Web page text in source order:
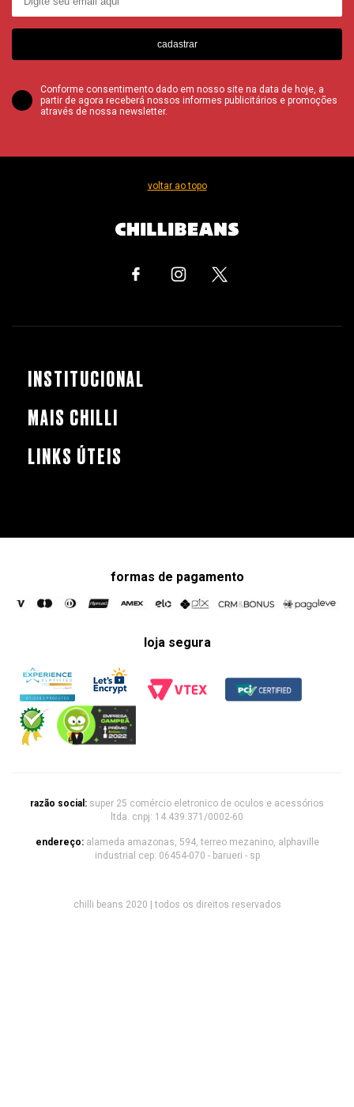
cadastrar
Conforme consentimento dado em nosso site na data de hoje, a
partir de agora receberá nossos informes publicitários e promoções
através de nossa newsletter.
voltar ao topo
INSTITUCIONAL
MAIS CHILLI
LINKS ÚTEIS
formas de pagamento
loja segura
razão social: super 25 comércio eletronico de oculos e acessórios
ltda. cnpj: 14.439.371/0002-60
endereço: alameda amazonas, 594, terreo mezanino, alphaville
industrial cep: 06454-070 - barueri - sp
chilli beans 2020 | todos os direitos reservados